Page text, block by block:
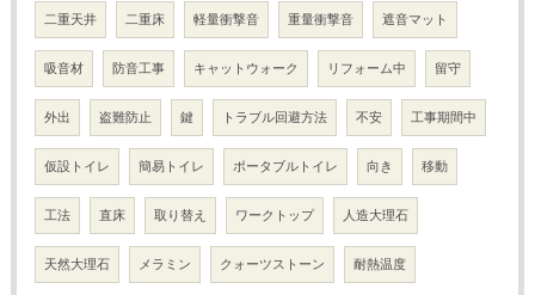
二重天井 二重床 軽量衝撃音 重量衝撃音 遮音マット
吸音材 防音工事 キャットウォーク リフォーム中 留守
外出 盗難防止 鍵 トラブル回避方法 不安 工事期間中
仮設トイレ 簡易トイレ ポータブルトイレ 向き 移動
工法 直床 取り替え ワークトップ 人造大理石
天然大理石 メラミン クォーツストーン 耐熱温度